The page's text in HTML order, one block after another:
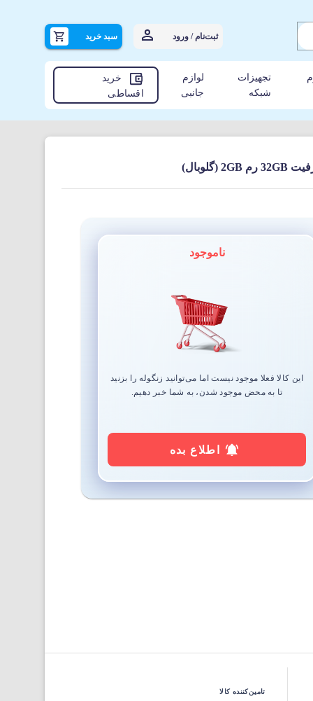
ثبت‌نام / ورود سبد خرید
تجهیزات
شبکه
لوازم
جانبی
خرید
اقساطی
ناموجود
این کالا فعلا موجود نیست اما می‌توانید زنگوله را بزنید
تا به محض موجود شدن، به شما خبر دهیم.
اطلاع بده
تامین‌کننده کالا